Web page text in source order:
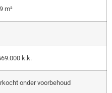
m²
k.k.
onder voorbehoud